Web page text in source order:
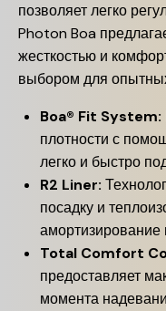
позволяет легко
Photon Boa
жесткостью и
выбором для
Boa® Fit System:
плотности с
легко и быстро
R2 Liner:
посадку и
амортизирование
Total Comfort
предоставляет
момента